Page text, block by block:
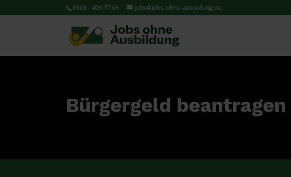
0800 - 400 77 66 jobs@jobs-ohne-ausbildung.de
Bürgergeld